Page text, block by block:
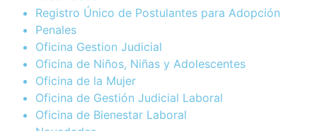
Registro Único de Postulantes para Adopción
Penales
Oficina Gestion Judicial
Oficina de Niños, Niñas y Adolescentes
Oficina de la Mujer
Oficina de Gestión Judicial Laboral
Oficina de Bienestar Laboral